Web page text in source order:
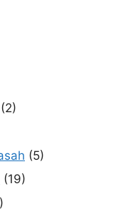
(2)
(5)
(19)